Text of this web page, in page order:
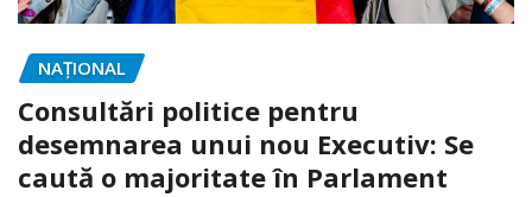
NAŢIONAL
Consultări politice pentru
desemnarea unui nou Executiv: Se
caută o majoritate în Parlament